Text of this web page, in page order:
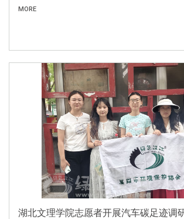
MORE
湖北文理学院志愿者开展汽车碳足迹调